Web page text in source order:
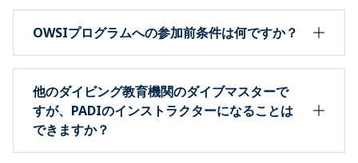
OWSIプログラムへの参加前条件は何ですか？
他のダイビング教育機関のダイブマスターで
すが、PADIのインストラクターになることは
できますか？